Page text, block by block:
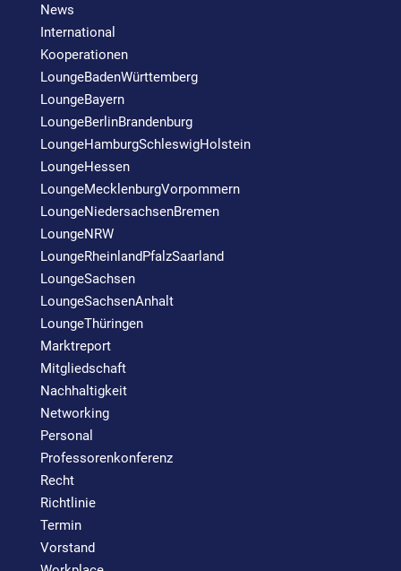
News
International
Kooperationen
LoungeBadenWürttemberg
LoungeBayern
LoungeBerlinBrandenburg
LoungeHamburgSchleswigHolstein
LoungeHessen
LoungeMecklenburgVorpommern
LoungeNiedersachsenBremen
LoungeNRW
LoungeRheinlandPfalzSaarland
LoungeSachsen
LoungeSachsenAnhalt
LoungeThüringen
Marktreport
Mitgliedschaft
Nachhaltigkeit
Networking
Personal
Professorenkonferenz
Recht
Richtlinie
Termin
Vorstand